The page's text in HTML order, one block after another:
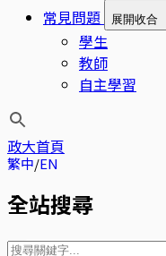
常見問題
展開收合
學生
教師
自主學習
政大首頁
繁中 EN
全站搜尋